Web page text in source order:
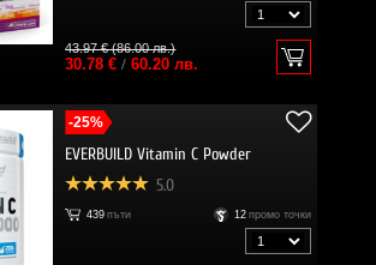
43.97 € (86.00 лв.)
30.78 €/ 60.20 лв.
-25%
EVERBUILD Vitamin C Powder
5.0
439 пъти 12 промо точки